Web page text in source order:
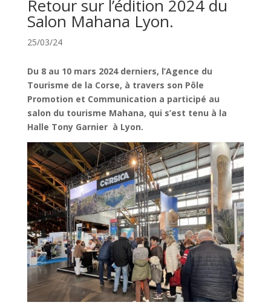
Retour sur l’édition 2024 du
Salon Mahana Lyon.
25/03/24
Du 8 au 10 mars 2024 derniers, l’Agence du
Tourisme de la Corse, à travers son Pôle
Promotion et Communication a participé au
salon du tourisme Mahana, qui s’est tenu à la
Halle Tony Garnier à Lyon.